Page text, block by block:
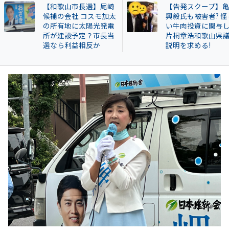
【告発スクープ】亀田
興毅氏も被害者? 怪し
い牛肉投資に関与した
片桐章浩和歌山県議に
説明を求める!
【岐南町】セクハ
動その後 議員全員
〝謎ルール〟導入
会は混乱！現町長
撃すると…